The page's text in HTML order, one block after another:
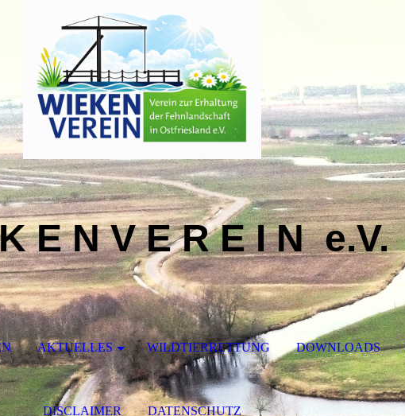
E N V E R E I N e.V.
AKTUELLES WILDTIERRETTUNG DOWNLOADS
DISCLAIMER DATENSCHUTZ